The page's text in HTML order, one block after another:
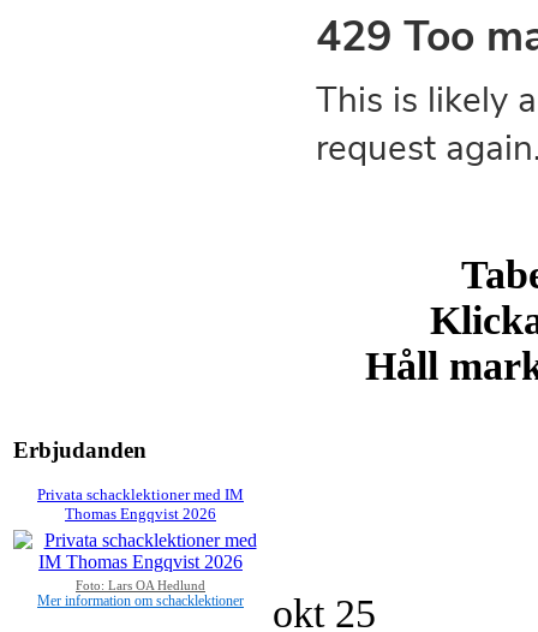
Erbjudanden
Privata schacklektioner med IM
Thomas Engqvist 2026
Foto: Lars OA Hedlund
Mer information om schacklektioner
Håll
okt25